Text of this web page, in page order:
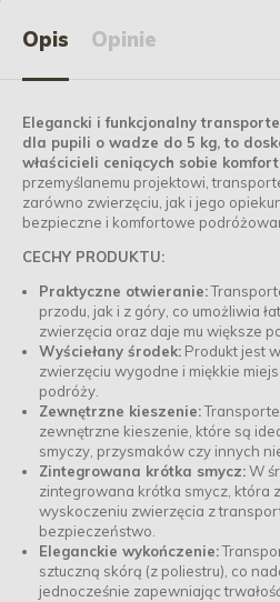
Opis Opinie
Elegancki i funkcjonalny
dla pupili o wadze do 5 kg, to
właścicieli ceniących sobie
przemyślanemu projektowi,
zarówno zwierzęciu, jak i jego
bezpieczne i komfortowe
CECHY PRODUKTU:
Praktyczne otwieranie:
przodu, jak i z góry, co umożliwia
zwierzęcia oraz daje mu większe
Wyściełany środek: Produkt jest
zwierzęciu wygodne i miękkie
podróży.
Zewnętrzne kieszenie:
zewnętrzne kieszenie, które są
smyczy, przysmaków czy innych
Zintegrowana krótka smycz:W
zintegrowana krótka smycz, która
wyskoczeniu zwierzęcia z
bezpieczeństwo.
Eleganckie wykończenie:
sztuczną skórą (z poliestru), co
jednocześnie zapewniając